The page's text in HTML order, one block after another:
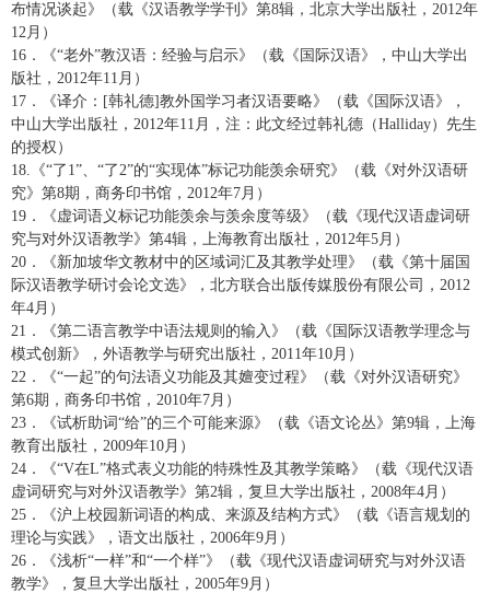
布情况谈起》（载《汉语教学学刊》第8辑，北京大学出版社， 2012年
12 月）
16 ．《“老外”教汉语：经验与启示》（载《国际汉语》，中山大学出
版社， 2012年11 月）
17 ．《译介： [韩礼德]教外国学习者汉语要略》（载《国际汉语》，
中山大学出版社， 2012年11 月，注：此文经过韩礼德（Halliday）先生
的授权）
18.
《“了 1” “了 2”的“实现体”标记功能羡余研究》（载《对外汉语研
究》第8期，商务印书馆， 2012年7 月）
19 ．《虚词语义标记功能羡余与羡余度等级》（载《现代汉语虚词研
究与对外汉语教学》第4辑，上海教育出版社， 2012年5 月）
20 ．《新加坡华文教材中的区域词汇及其教学处理》（载《第十届国
际汉语教学研讨会论文选》，北方联合出版传媒股份有限公司， 2012
年4 月）
21 ．《第二语言教学中语法规则的输入》（载《国际汉语教学理念与
模式创新》，外语教学与研究出版社， 2011 年10 月）
22 ．《“一起”的句法语义功能及其嬗变过程》（载《对外汉语研究》
第6期，商务印书馆， 2010年7 月）
23 ．《试析助词 “给”的三个可能来源》（载《语文论丛》第9辑，上海
教育出版社， 2009年10 月）
24 ．《“V在L”格式表义功能的特殊性及其教学策略》（载《现代汉语
虚词研究与对外汉语教学》第2辑，复旦大学出版社， 2008年4 月）
25 ．《沪上校园新词语的构成、来源及结构方式》（载《语言规划的
理论与实践》，语文出版社， 2006年9 月）
26 ．《浅析“一样”和“一个样”》（载《现代汉语虚词研究与对外汉语
教学》，复旦大学出版社， 2005年9 月）